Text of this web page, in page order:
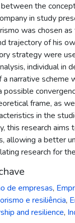
the
in study
was chosen
trajectory of his
strategy were
individual in
a narrative
possible
frame, as
in the
this research
allowing a better
research for
de empresas,
e resiliência,
and resilience,